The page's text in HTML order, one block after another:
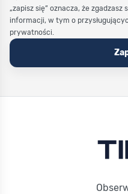
„zapisz się” oznacza, że
informacji, w tym o
prywatności.